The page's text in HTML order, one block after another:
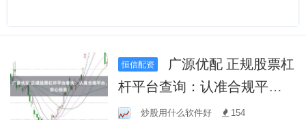
恒信配资
杆平台查询：认准合规平
台，安心投资！
炒股用什么软件好 154